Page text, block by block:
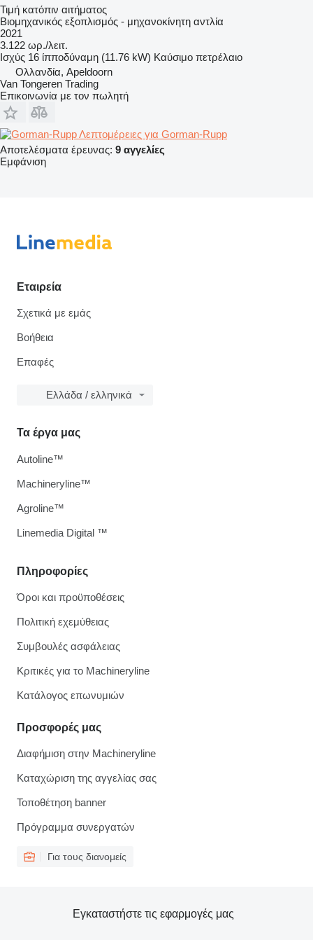
Τιμή κατόπιν αιτήματος
Βιομηχανικός εξοπλισμός - μηχανοκίνητη αντλία
2021
3.122 ωρ./λειτ.
Ισχύς 16 ίπποδύναμη (11.76 kW) Καύσιμο πετρέλαιο
Ολλανδία, Apeldoorn
Van Tongeren Trading
Επικοινωνία με τον πωλητή
Λεπτομέρειες για Gorman-Rupp
Αποτελέσματα έρευνας: 9 αγγελίες
Εμφάνιση
Εταιρεία
Σχετικά με εμάς
Βοήθεια
Επαφές
Ελλάδα / ελληνικά
Πληροφορίες
Όροι και προϋποθέσεις
Πολιτική εχεμύθειας
Συμβουλές ασφάλειας
Κριτικές για το Machineryline
Κατάλογος επωνυμιών
Προσφορές μας
Διαφήμιση στην Machineryline
Καταχώριση της αγγελίας σας
Τοποθέτηση banner
Πρόγραμμα συνεργατών
Για τους διανομείς
Τα έργα μας
Autoline™
Machineryline™
Agroline™
Linemedia Digital ™
Εγκαταστήστε τις εφαρμογές μας